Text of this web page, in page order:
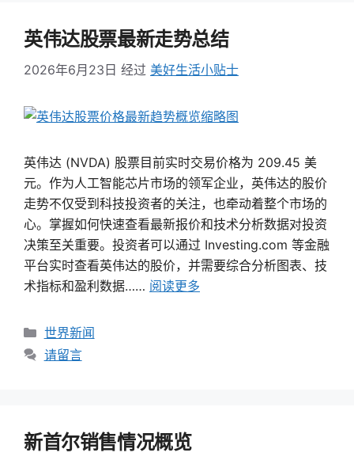
英伟达股票最新走势总结
2026年6月23日 经过 美好生活小贴士
英伟达 (NVDA) 股票目前实时交易价格为 209.45 美
元。作为人工智能芯片市场的领军企业，英伟达的股价
走势不仅受到科技投资者的关注，也牵动着整个市场的
心。掌握如何快速查看最新报价和技术分析数据对投资
决策至关重要。投资者可以通过 Investing.com 等金融
平台实时查看英伟达的股价，并需要综合分析图表、技
术指标和盈利数据…… 阅读更多
类
别
世界新闻
请留言
新首尔销售情况概览